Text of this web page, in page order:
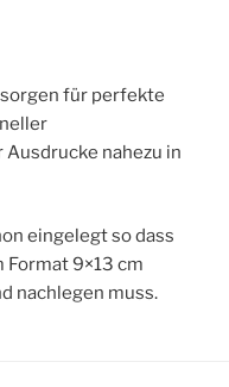
für perfekte
nahezu in
eingelegt so dass
Format 9×13 cm
nachlegen muss.